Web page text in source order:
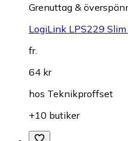
Grenuttag &
LogiLink LPS229
fr.
64 kr
hos Teknikproffset
+10 butiker